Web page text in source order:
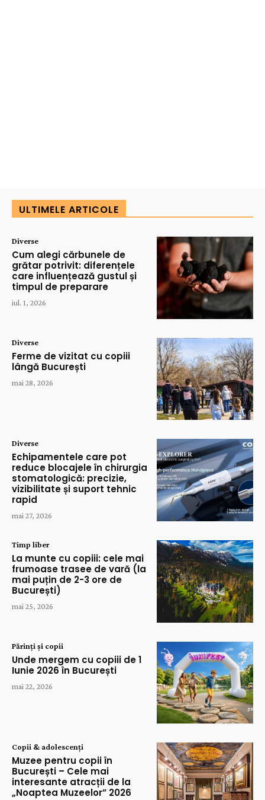
ULTIMELE ARTICOLE
Diverse
Cum alegi cărbunele de
grătar potrivit: diferențele
care influențează gustul și
timpul de preparare
iul. 1, 2026
Diverse
Ferme de vizitat cu copiii
lângă București
mai 28, 2026
Diverse
Echipamentele care pot
reduce blocajele în chirurgia
stomatologică: precizie,
vizibilitate și suport tehnic
rapid
mai 27, 2026
Timp liber
La munte cu copiii: cele mai
frumoase trasee de vară (la
mai puțin de 2-3 ore de
București)
mai 25, 2026
Părinți și copii
Unde mergem cu copiii de 1
Iunie 2026 în București
mai 22, 2026
Copii & adolescenți
Muzee pentru copii în
București – Cele mai
interesante atracții de la
„Noaptea Muzeelor” 2026